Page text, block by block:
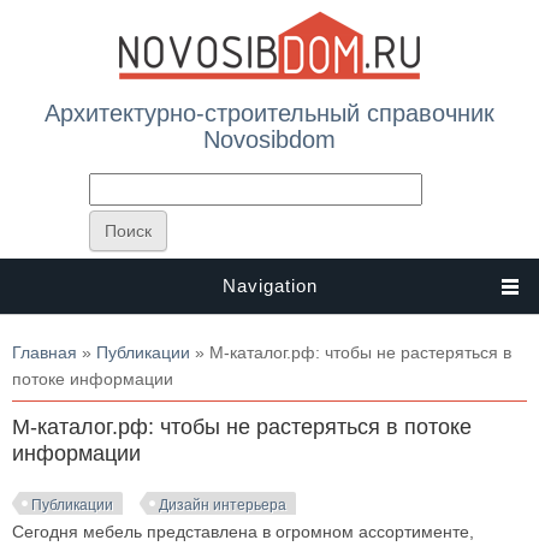
Архитектурно-строительный справочник
Novosibdom
Navigation
Вы здесь
Главная » Публикации » М-каталог.рф: чтобы не растеряться в
потоке информации
М-каталог.рф: чтобы не растеряться в потоке
информации
Публикации Дизайн интерьера
Сегодня мебель представлена в огромном ассортименте,